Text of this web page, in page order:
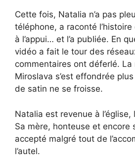
Cette fois, Natalia n’a pas
téléphone, a raconté
à l’appui… et l’a publiée. En
vidéo a fait le tour des
commentaires ont déferlé.
Miroslava s’est effondrée
de satin ne se froisse.
Natalia est revenue à
Sa mère, honteuse et encore
accepté malgré tout de
l’autel.